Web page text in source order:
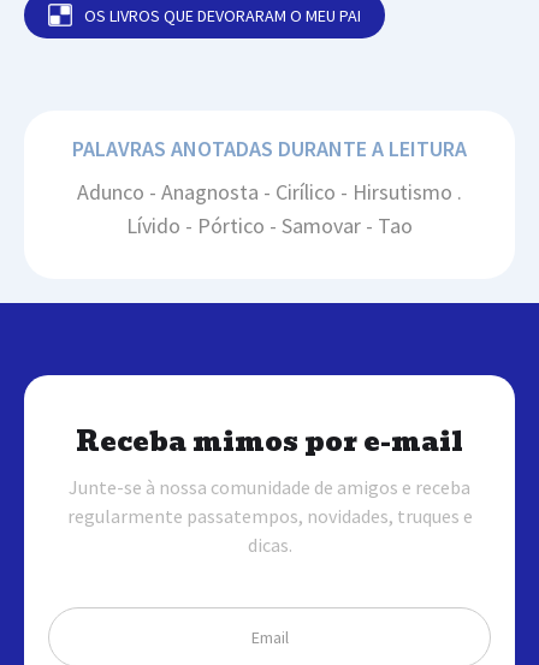
OS LIVROS QUE DEVORARAM O MEU PAI
PALAVRAS ANOTADAS DURANTE A LEITURA
Adunco - Anagnosta - Cirílico - Hirsutismo .
Lívido - Pórtico - Samovar - Tao
Receba mimos por e-mail
Junte-se à nossa comunidade de amigos e receba
regularmente passatempos, novidades, truques e
dicas.